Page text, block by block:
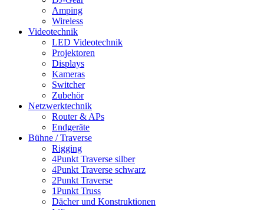
Amping
Wireless
Videotechnik
LED Videotechnik
Projektoren
Displays
Kameras
Switcher
Zubehör
Netzwerktechnik
Router & APs
Endgeräte
Bühne / Traverse
Rigging
4Punkt Traverse silber
4Punkt Traverse schwarz
2Punkt Traverse
1Punkt Truss
Dächer und Konstruktionen